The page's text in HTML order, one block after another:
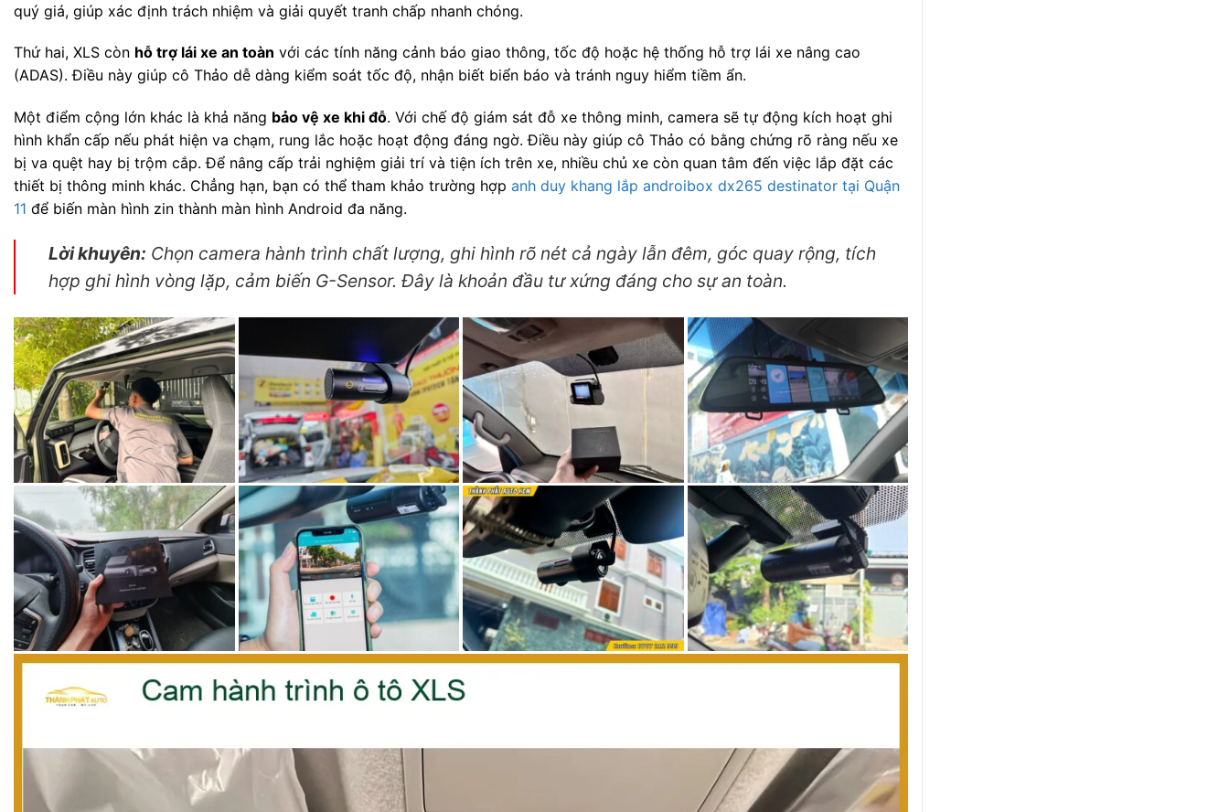
quý giá, giúp xác định trách nhiệm và giải quyết tranh chấp nhanh chóng.
Thứ hai, XLS còn hỗ trợ lái xe an toàn với các tính năng cảnh báo giao thông, tốc độ hoặc hệ thống hỗ trợ lái xe nâng cao
(ADAS). Điều này giúp cô Thảo dễ dàng kiểm soát tốc độ, nhận biết biển báo và tránh nguy hiểm tiềm ẩn.
Một điểm cộng lớn khác là khả năng bảo vệ xe khi đỗ. Với chế độ giám sát đỗ xe thông minh, camera sẽ tự động kích hoạt ghi
hình khẩn cấp nếu phát hiện va chạm, rung lắc hoặc hoạt động đáng ngờ. Điều này giúp cô Thảo có bằng chứng rõ ràng nếu xe
bị va quệt hay bị trộm cắp. Để nâng cấp trải nghiệm giải trí và tiện ích trên xe, nhiều chủ xe còn quan tâm đến việc lắp đặt các
thiết bị thông minh khác. Chẳng hạn, bạn có thể tham khảo trường hợp anh duy khang lắp androibox dx265 destinator tại Quận
11 để biến màn hình zin thành màn hình Android đa năng.
Lời khuyên: Chọn camera hành trình chất lượng, ghi hình rõ nét cả ngày lẫn đêm, góc quay rộng, tích
hợp ghi hình vòng lặp, cảm biến G-Sensor. Đây là khoản đầu tư xứng đáng cho sự an toàn.